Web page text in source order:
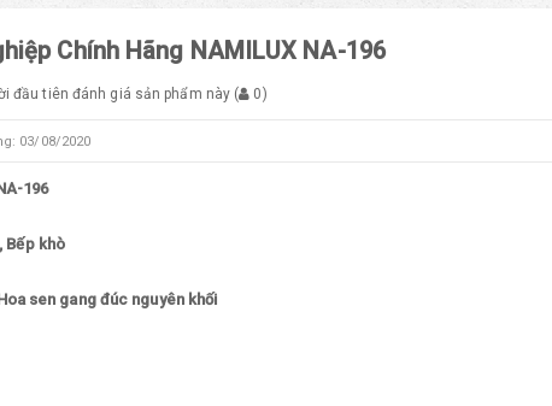
Chính Hãng NAMILUX NA-196
đầu tiên đánh giá sản phẩm này ( 0)
03/08/2020
196
Bếp khò
đúc nguyên khối